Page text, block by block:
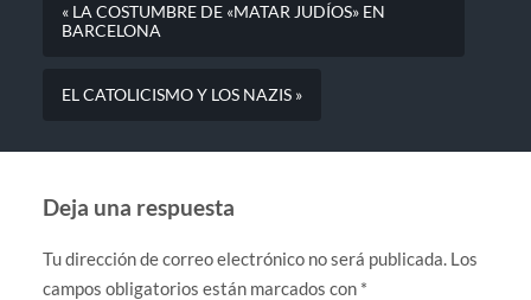
« LA COSTUMBRE DE «MATAR JUDÍOS» EN
BARCELONA
EL CATOLICISMO Y LOS NAZIS »
Deja una respuesta
Tu dirección de correo electrónico no será publicada. Los
campos obligatorios están marcados con *